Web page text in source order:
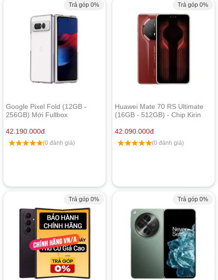
Trả góp 0%
Google Pixel Fold (12GB -
256GB) Mới Fullbox
42.190.000đ
(0 đánh giá)
Trả góp 0%
Huawei Mate 70 RS Ultimate
(16GB - 512GB) - Chip Kirin
42.090.000đ
(0 đánh giá)
Trả góp 0% Trả góp 0%